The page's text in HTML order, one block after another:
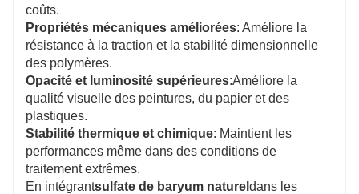
coûts.
Propriétés mécaniques améliorées: Améliore la
résistance à la traction et la stabilité dimensionnelle
des polymères.
Opacité et luminosité supérieures:Améliore la
qualité visuelle des peintures, du papier et des
plastiques.
Stabilité thermique et chimique: Maintient les
performances même dans des conditions de
traitement extrêmes.
En intégrantsulfate de baryum naturel dans les